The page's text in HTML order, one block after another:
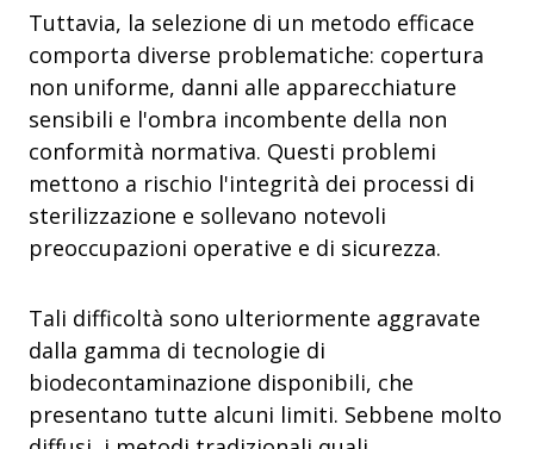
Tuttavia, la selezione di un metodo efficace
comporta diverse problematiche: copertura
non uniforme, danni alle apparecchiature
sensibili e l'ombra incombente della non
conformità normativa. Questi problemi
mettono a rischio l'integrità dei processi di
sterilizzazione e sollevano notevoli
preoccupazioni operative e di sicurezza.
Tali difficoltà sono ulteriormente aggravate
dalla gamma di tecnologie di
biodecontaminazione disponibili, che
presentano tutte alcuni limiti. Sebbene molto